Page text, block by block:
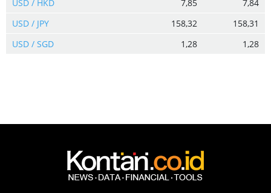
USD / HKD
7,85
7,84
USD / JPY
158,32
158,31
USD / SGD
1,28 1,28